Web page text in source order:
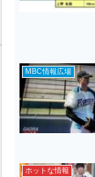
MBC情報広場
ホットな情報